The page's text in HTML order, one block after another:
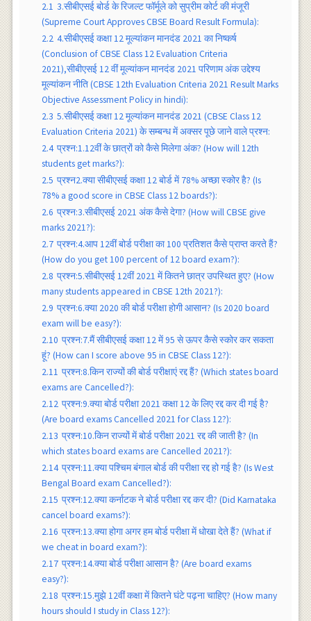
2.1 3.सीबीएसई बोर्ड के रिजल्ट फाॅर्मूले को सुप्रीम कोर्ट की मंजूरी
(Supreme Court Approves CBSE Board Result Formula):
2.2 4.सीबीएसई कक्षा 12 मूल्यांकन मानदंड 2021 का निष्कर्ष
(Conclusion of CBSE Class 12 Evaluation Criteria
2021),सीबीएसई 12 वीं मूल्यांकन मानदंड 2021 परिणाम अंक उद्देश्य
मूल्यांकन नीति (CBSE 12th Evaluation Criteria 2021 Result Marks
Objective Assessment Policy in hindi):
2.3 5.सीबीएसई कक्षा 12 मूल्यांकन मानदंड 2021 (CBSE Class 12
Evaluation Criteria 2021) के सम्बन्ध में अक्सर पूछे जाने वाले प्रश्न:
2.4 प्रश्न:1.12वीं के छात्रों को कैसे मिलेगा अंक? (How will 12th
students get marks?):
2.5 प्रश्न2.क्या सीबीएसई कक्षा 12 बोर्ड में 78% अच्छा स्कोर है? (Is
78% a good score in CBSE Class 12 boards?):
2.6 प्रश्न:3.सीबीएसई 2021 अंक कैसे देगा? (How will CBSE give
marks 2021?):
2.7 प्रश्न:4.आप 12वीं बोर्ड परीक्षा का 100 प्रतिशत कैसे प्राप्त करते हैं?
(How do you get 100 percent of 12 board exam?):
2.8 प्रश्न:5.सीबीएसई 12वीं 2021 में कितने छात्र उपस्थित हुए? (How
many students appeared in CBSE 12th 2021?):
2.9 प्रश्न:6.क्या 2020 की बोर्ड परीक्षा होगी आसान? (Is 2020 board
exam will be easy?):
2.10 प्रश्न:7.मैं सीबीएसई कक्षा 12 में 95 से ऊपर कैसे स्कोर कर सकता
हूं? (How can I score above 95 in CBSE Class 12?):
2.11 प्रश्न:8.किन राज्यों की बोर्ड परीक्षाएं रद्द हैं? (Which states board
exams are Cancelled?):
2.12 प्रश्न:9.क्या बोर्ड परीक्षा 2021 कक्षा 12 के लिए रद्द कर दी गई है?
(Are board exams Cancelled 2021 for Class 12?):
2.13 प्रश्न:10.किन राज्यों में बोर्ड परीक्षा 2021 रद्द की जाती है? (In
which states board exams are Cancelled 2021?):
2.14 प्रश्न:11.क्या पश्चिम बंगाल बोर्ड की परीक्षा रद्द हो गई है? (Is West
Bengal Board exam Cancelled?):
2.15 प्रश्न:12.क्या कर्नाटक ने बोर्ड परीक्षा रद्द कर दी? (Did Karnataka
cancel board exams?):
2.16 प्रश्न:13.क्या होगा अगर हम बोर्ड परीक्षा में धोखा देते हैं? (What if
we cheat in board exam?):
2.17 प्रश्न:14.क्या बोर्ड परीक्षा आसान है? (Are board exams
easy?):
2.18 प्रश्न:15.मुझे 12वीं कक्षा में कितने घंटे पढ़ना चाहिए? (How many
hours should I study in Class 12?):